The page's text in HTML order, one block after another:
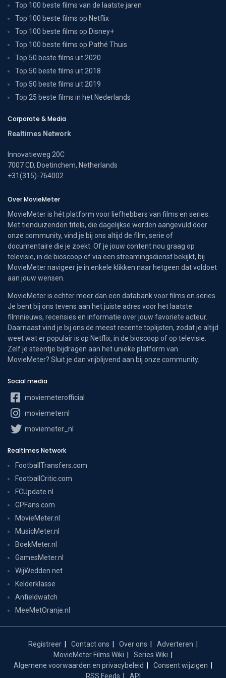
Top 100 beste films van de laatste jaren
Top 100 beste films op Netflix
Top 100 beste films op Disney+
Top 100 beste films op Pathé Thuis
Top 50 beste films uit 2020
Top 50 beste films uit 2018
Top 50 beste films uit 2019
Top 25 beste films in het Nederlands
Corporate & Media
Realtimes Network
Innovatieweg 20C
7007 CD, Doetinchem, Netherlands
+31(315)-764002
Over MovieMeter
MovieMeter is hét platform voor liefhebbers van films en series.
Met tienduizenden titels, die dagelijkse worden aangevuld door
onze community, vind je bij ons altijd de film, serie of
documentaire die je zoekt. Of je jouw content nou graag op
televisie, in de bioscoop of via een streamingsdienst bekijkt, bij
MovieMeter navigeer je in enkele klikken naar hetgeen dat voldoet
aan jouw wensen.
MovieMeter is echter meer dan een databank voor films en series.
Je bent bij ons tevens aan het juiste adres voor het laatste
filmnieuws, recensies en informatie over jouw favoriete acteur.
Daarnaast vind je bij ons de meest recente toplijsten, zodat je altijd
weet wat er populair is op Netflix, in de bioscoop of op televisie.
Zelf je steentje bijdragen aan het unieke platform van
MovieMeter? Sluit je dan vrijblijvend aan bij onze community.
Social media
moviemeterofficial
moviemeternl
moviemeter_nl
Realtimes Network
FootballTransfers.com
FootballCritic.com
FCUpdate.nl
GPFans.com
MovieMeter.nl
MusicMeter.nl
BoekMeter.nl
GamesMeter.nl
WijWedden.net
Kelderklasse
Anfieldwatch
MeeMetOranje.nl
Registreer Contact ons Over ons
Adverteren
MovieMeter Films Wiki
Series Wiki
Algemene voorwaarden en privacybeleid
Consent wijzigen
RSS Feeds
API